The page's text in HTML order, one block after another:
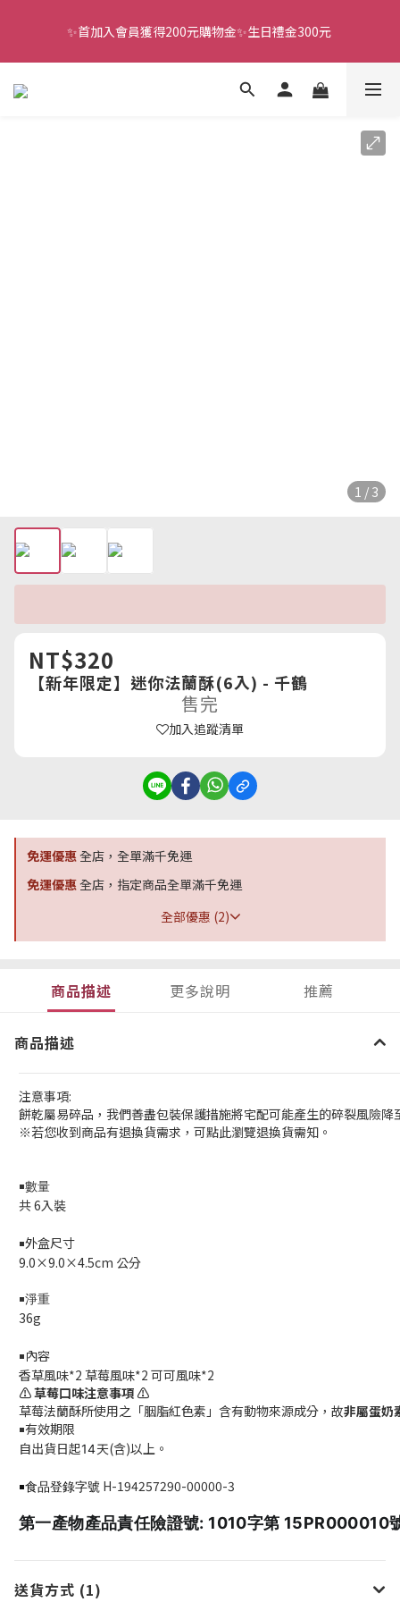
全館滿千免運
✨首加入會員獲得200元購物金✨生日禮金300元
1 / 3
NT$320
【新年限定】迷你法蘭酥(6入) - 千鶴
售完
加入追蹤清單
免運優惠全店，全單滿千免運
免運優惠全店，指定商品全單滿千免運
全部優惠 (2)
商品描述 更多說明 推薦
商品描述
注意事項:
餅乾屬易碎品，我們善盡包裝保護措施將宅配可能產生的碎裂風險
※若您收到商品有退換貨需求，可點此瀏覽退換貨需知。
￭數量
共 6入裝
￭外盒尺寸
9.0×9.0×4.5cm 公分
￭淨重
36g
￭ 內容
香草風味*2 草莓風味*2 可可風味*2
⚠️草莓口味注意事項 ⚠️
草莓法蘭酥所使用之「胭脂紅色素」含有動物來源成分，故非屬蛋奶
￭有效期限
自出貨日起14天(含)以上。
￭食品登錄字號 H-194257290-00000-3
第一產物產品責任險證號: 1010字第 15PR000010
送貨方式 (1)